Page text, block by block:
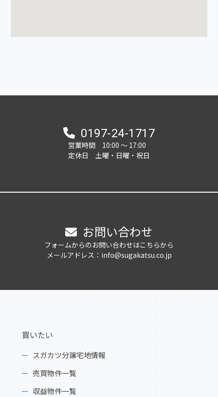
0197-24-1717
営業時間 10:00 ～ 17:00
定休日 土曜・日曜・祝日
お問い合わせ
フォームからのお問い合わせはこちらから
メールアドレス：info@sugakatsu.co.jp
買いたい
スガカツ分譲宅地情報
売買物件一覧
収益物件一覧